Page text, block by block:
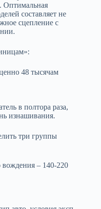
Оптимальная
составляет не
сцепление с
48 тысячам
в полтора раза,
изнашивания.
три группы
вождения – 140-220